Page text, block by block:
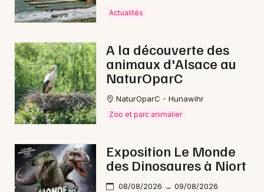
Actualités
A la découverte des
animaux d'Alsace au
NaturOparC
NaturOparC - Hunawihr
Zoo et parc animalier
Exposition Le Monde
des Dinosaures à Niort
08/08/2026 → 09/08/2026